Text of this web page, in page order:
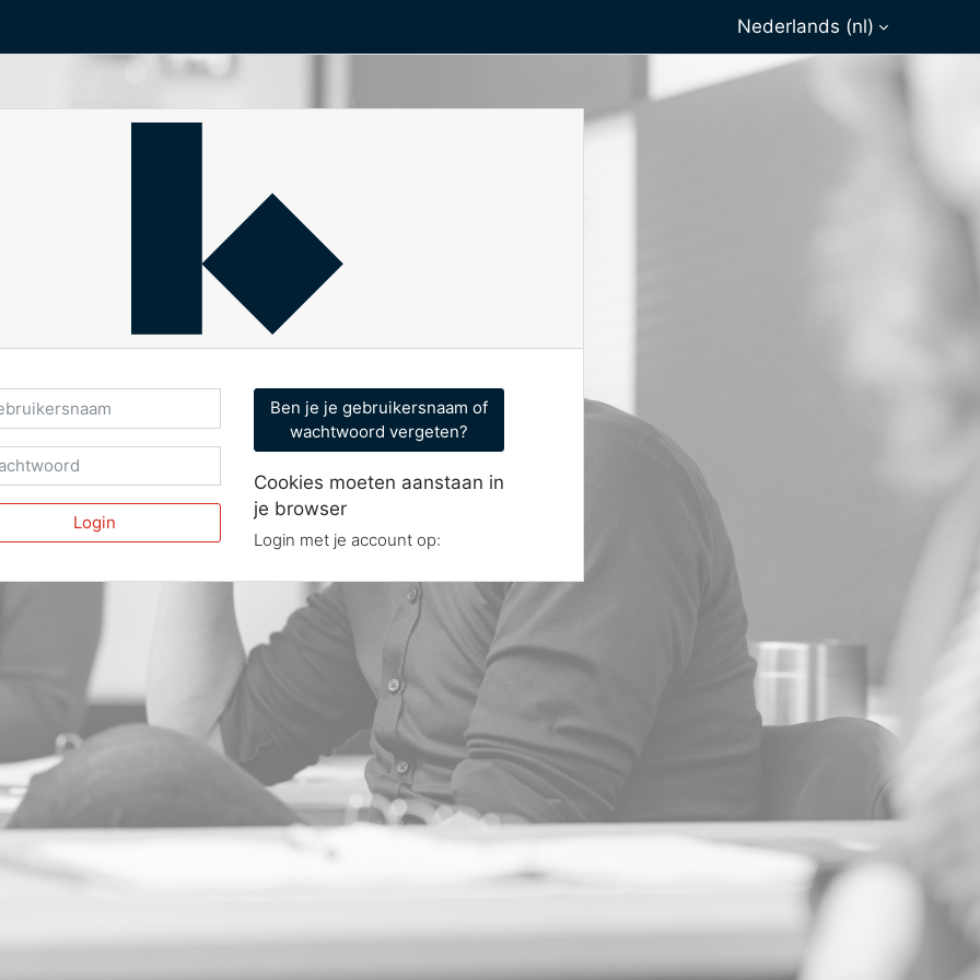
Nederlands ‎(nl)‎
Login
Ben je je gebruikersnaam of
wachtwoord vergeten?
Cookies moeten aanstaan in
je browser
Login met je account op: